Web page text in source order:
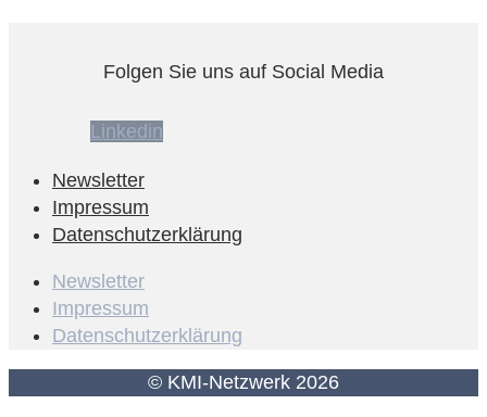
Folgen Sie uns auf Social Media
Linkedin
Newsletter
Impressum
Datenschutzerklärung
Newsletter
Impressum
Datenschutzerklärung
© KMI-Netzwerk 2026